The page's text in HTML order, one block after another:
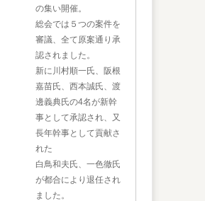
の集い開催。
総会では５つの案件を
審議、全て原案通り承
認されました。
新に川村順一氏、阪根
嘉苗氏、西本誠氏、渡
邊義典氏の4名が新幹
事として承認され、又
長年幹事として貢献さ
れた
白鳥和夫氏、一色徹氏
が都合により退任され
ました。